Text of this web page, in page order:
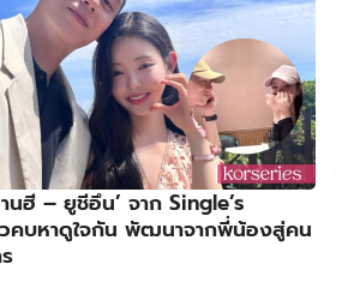
นฮี – ยูชีอึน’ จาก Single’s
คบหาดูใจกัน พัฒนาจากพี่น้องสู่คน